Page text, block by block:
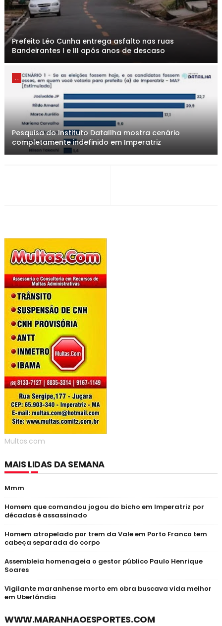
Prefeito Léo Cunha entrega asfalto nas ruas
Bandeirantes I e III após anos de descaso
. .
Pesquisa do Instituto DataIlha mostra cenário
completamente indefinido em Imperatriz
Multas.com
MAIS LIDAS DA SEMANA
Mmm
Homem que comandou jogou do bicho em Imperatriz por
décadas é assassinado
Homem atropelado por trem da Vale em Porto Franco tem
cabeça separada do corpo
Assembleia homenageia o gestor público Paulo Henrique
Soares
Vigilante maranhense morto em obra buscava vida melhor
em Uberlândia
WWW.MARANHAOESPORTES.COM